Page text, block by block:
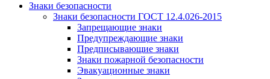
Знаки безопасности
Знаки безопасности ГОСТ 12.4.026-2015
Запрещающие знаки
Предупреждающие знаки
Предписывающие знаки
Знаки пожарной безопасности
Эвакуационные знаки